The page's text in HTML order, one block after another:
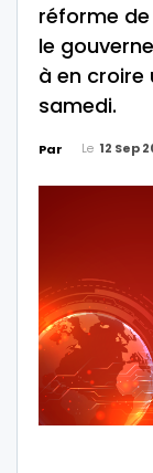
réforme
le
à en croire
samedi.
Par Le 12 Sep